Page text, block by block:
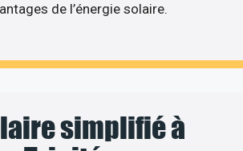
de l’énergie solaire.
simplifié à